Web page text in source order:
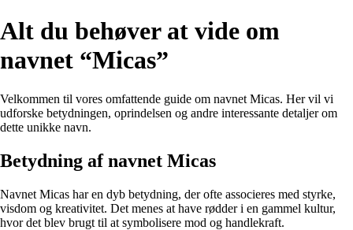
Alt du behøver at vide om
navnet “Micas”
Velkommen til vores omfattende guide om navnet Micas. Her vil vi
udforske betydningen, oprindelsen og andre interessante detaljer om
dette unikke navn.
Betydning af navnet Micas
Navnet Micas har en dyb betydning, der ofte associeres med styrke,
visdom og kreativitet. Det menes at have rødder i en gammel kultur,
hvor det blev brugt til at symbolisere mod og handlekraft.